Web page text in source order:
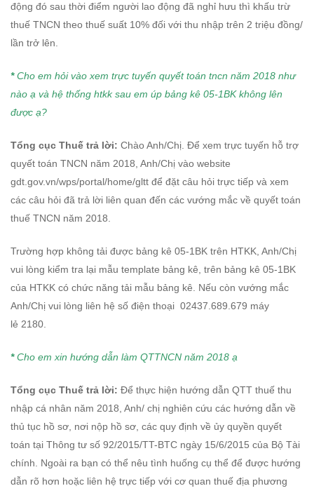
động đó sau thời điểm người lao động đã nghỉ hưu thì khấu trừ
thuế TNCN theo thuế suất 10% đối với thu nhập trên 2 triệu đồng/
lần trở lên.
*Cho em hỏi vào xem trực tuyến quyết toán tncn năm 2018 như
nào ạ và hệ thống htkk sau em úp bảng kê 05-1BK không lên
được ạ?
Tổng cục Thuế trả lời: Chào Anh/Chị. Để xem trực tuyến hỗ trợ
quyết toán TNCN năm 2018, Anh/Chị vào website
gdt.gov.vn/wps/portal/home/gltt để đặt câu hỏi trực tiếp và xem
các câu hỏi đã trả lời liên quan đến các vướng mắc về quyết toán
thuế TNCN năm 2018.
Trường hợp không tải được bảng kê 05-1BK trên HTKK, Anh/Chị
vui lòng kiểm tra lại mẫu template bảng kê, trên bảng kê 05-1BK
của HTKK có chức năng tải mẫu bảng kê. Nếu còn vướng mắc
Anh/Chị vui lòng liên hệ số điện thoại 02437.689.679 máy
lẻ 2180.
*Cho em xin hướng dẫn làm QTTNCN năm 2018 ạ
Tổng cục Thuế trả lời: Để thực hiện hướng dẫn QTT thuế thu
nhập cá nhân năm 2018, Anh/ chị nghiên cứu các hướng dẫn về
thủ tục hồ sơ, nơi nộp hồ sơ, các quy định về ủy quyền quyết
toán tại Thông tư số 92/2015/TT-BTC ngày 15/6/2015 của Bộ Tài
chính. Ngoài ra bạn có thể nêu tình huống cụ thể để được hướng
dẫn rõ hơn hoặc liên hệ trực tiếp với cơ quan thuế địa phương